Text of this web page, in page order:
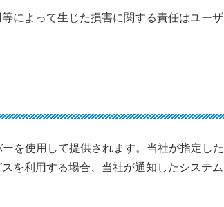
によって生じた損害に関する責任はユーザ
を使用して提供されます。当社が指定した
を利用する場合、当社が通知したシステム